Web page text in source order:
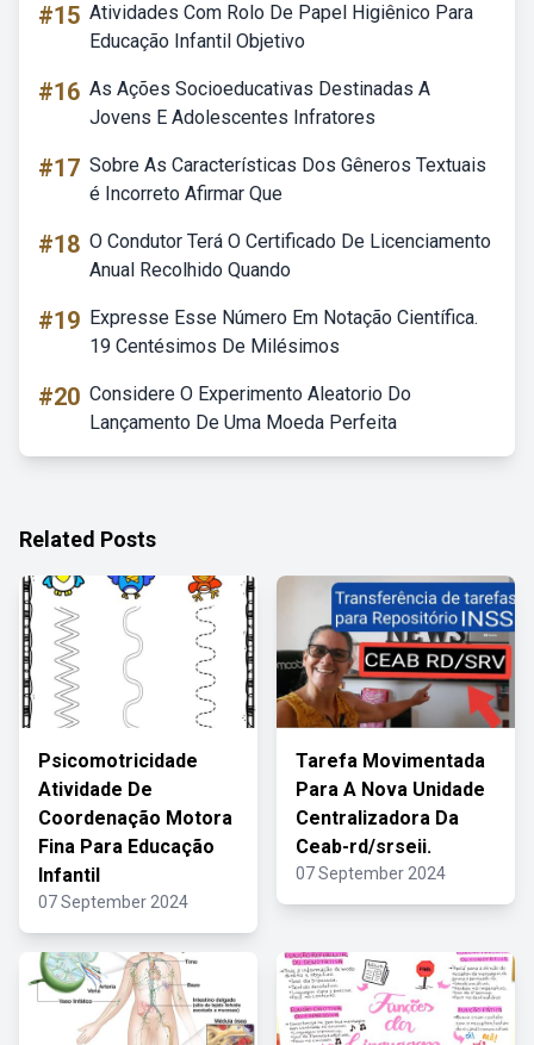
#15 Atividades Com Rolo De Papel Higiênico Para
Educação Infantil Objetivo
#16 As Ações Socioeducativas Destinadas A
Jovens E Adolescentes Infratores
#17 Sobre As Características Dos Gêneros Textuais
é Incorreto Afirmar Que
#18 O Condutor Terá O Certificado De Licenciamento
Anual Recolhido Quando
#19 Expresse Esse Número Em Notação Científica.
19 Centésimos De Milésimos
#20 Considere O Experimento Aleatorio Do
Lançamento De Uma Moeda Perfeita
Related Posts
Psicomotricidade
Atividade De
Coordenação Motora
Fina Para Educação
Infantil
07 September 2024
Tarefa Movimentada
Para A Nova Unidade
Centralizadora Da
Ceab-rd/srseii.
07 September 2024